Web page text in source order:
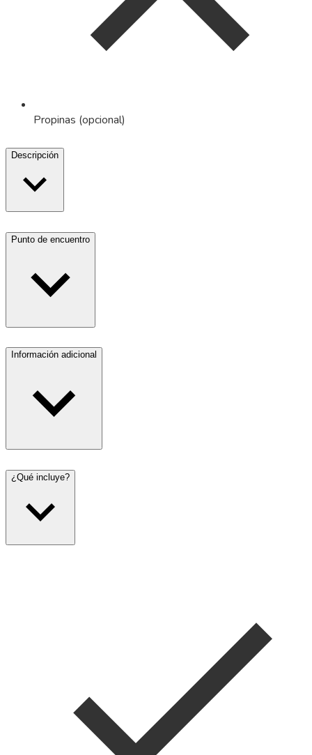
Propinas (opcional)
Descripción
Punto de encuentro
Información adicional
¿Qué incluye?